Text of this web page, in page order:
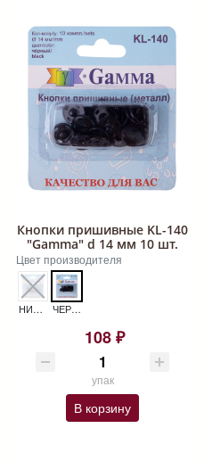
Кнопки пришивные KL-140
"Gamma" d 14 мм 10 шт.
Цвет производителя
НИКЕЛЬ КНОПКИ KL-140 ЧЕРНЫЙ КНОПКИ KL-140
108 ₽
упак
В корзину